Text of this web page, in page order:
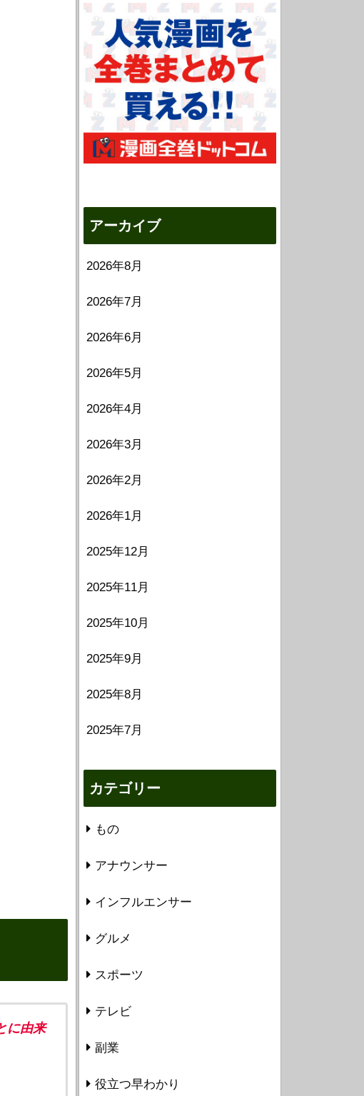
に由来
アーカイブ
2026年8月
2026年7月
2026年6月
2026年5月
2026年4月
2026年3月
2026年2月
2026年1月
2025年12月
2025年11月
2025年10月
2025年9月
2025年8月
2025年7月
カテゴリー
もの
アナウンサー
インフルエンサー
グルメ
スポーツ
テレビ
副業
役立つ早わかり